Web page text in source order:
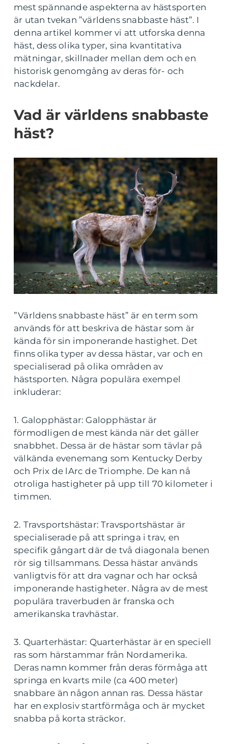
mest spännande aspekterna av hästsporten
är utan tvekan ”världens snabbaste häst”. I
denna artikel kommer vi att utforska denna
häst, dess olika typer, sina kvantitativa
mätningar, skillnader mellan dem och en
historisk genomgång av deras för- och
nackdelar.
Vad är världens snabbaste
häst?
”Världens snabbaste häst” är en term som
används för att beskriva de hästar som är
kända för sin imponerande hastighet. Det
finns olika typer av dessa hästar, var och en
specialiserad på olika områden av
hästsporten. Några populära exempel
inkluderar:
1. Galopphästar: Galopphästar är
förmodligen de mest kända när det gäller
snabbhet. Dessa är de hästar som tävlar på
välkända evenemang som Kentucky Derby
och Prix de lArc de Triomphe. De kan nå
otroliga hastigheter på upp till 70 kilometer i
timmen.
2. Travsportshästar: Travsportshästar är
specialiserade på att springa i trav, en
specifik gångart där de två diagonala benen
rör sig tillsammans. Dessa hästar används
vanligtvis för att dra vagnar och har också
imponerande hastigheter. Några av de mest
populära traverbuden är franska och
amerikanska travhästar.
3. Quarterhästar: Quarterhästar är en speciell
ras som härstammar från Nordamerika.
Deras namn kommer från deras förmåga att
springa en kvarts mile (ca 400 meter)
snabbare än någon annan ras. Dessa hästar
har en explosiv startförmåga och är mycket
snabba på korta sträckor.